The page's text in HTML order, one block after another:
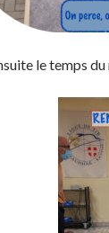
le temps